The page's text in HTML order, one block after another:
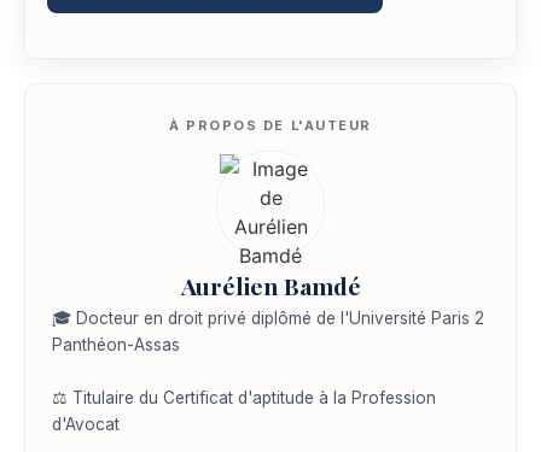
Aurélien Bamdé
🎓 Docteur en droit privé diplômé de l'Université Paris 2
Panthéon-Assas
⚖️ Titulaire du Certificat d'aptitude à la Profession
d'Avocat